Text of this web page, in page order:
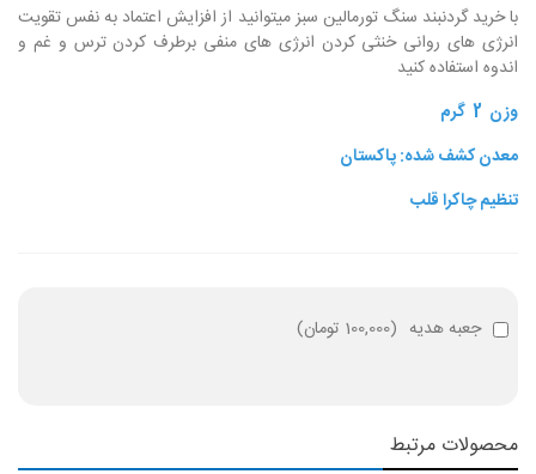
با خرید گردنبند سنگ تورمالین سبز میتوانید از افزایش اعتماد به نفس تقویت
انرژی های روانی خنثی کردن انرژی های منفی برطرف کردن ترس و غم و
اندوه استفاده کنید
وزن 2 گرم
معدن کشف شده: پاکستان
تنظیم چاکرا قلب
جعبه هدیه (100,000 تومان )
محصولات مرتبط